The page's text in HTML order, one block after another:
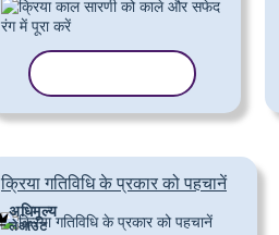
क्रिया गतिविधि के प्रकार को पहचानें
अधिमूल्य
लेआउट